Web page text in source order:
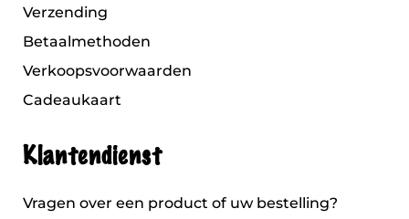
Verzending
Betaalmethoden
Verkoopsvoorwaarden
Cadeaukaart
Klantendienst
Vragen over een product of uw bestelling?